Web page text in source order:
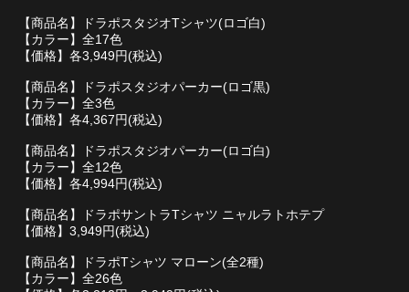
【商品名】ドラポスタジオTシャツ(ロゴ白)
【カラー】全17色
【価格】各3,949円(税込)
【商品名】ドラポスタジオパーカー(ロゴ黒)
【カラー】全3色
【価格】各4,367円(税込)
【商品名】ドラポスタジオパーカー(ロゴ白)
【カラー】全12色
【価格】各4,994円(税込)
【商品名】ドラポサントラTシャツ ニャルラトホテプ
【価格】3,949円(税込)
【商品名】ドラポTシャツ マローン(全2種)
【カラー】全26色